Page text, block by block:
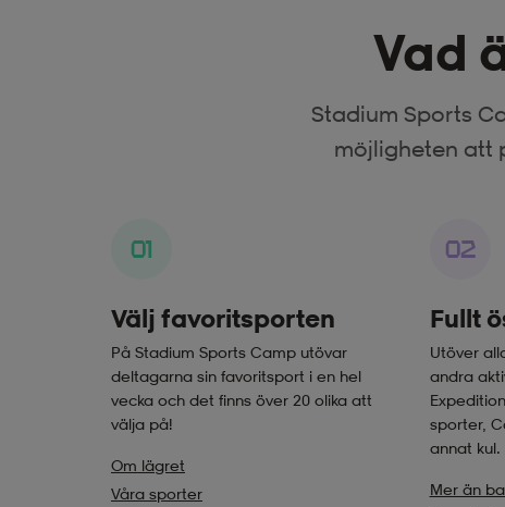
Vad
Stadium Sports
möjligheten att
01
Välj favoritsporten
På Stadium Sports Camp utövar
deltagarna sin favoritsport i en hel
vecka och det finns över 20 olika att
välja på!
Om lägret
Våra sporter
02
Fullt
Utöver
andra
sporter,
annat kul.
Mer än